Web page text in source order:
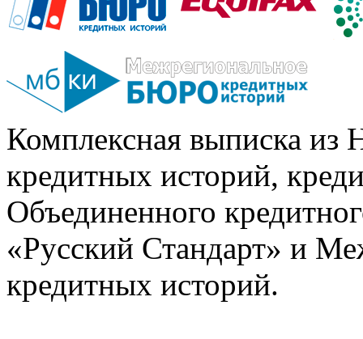
Комплексная выписка из
кредитных историй,
Объединенного
«Русский Стандарт» и
кредитных историй.